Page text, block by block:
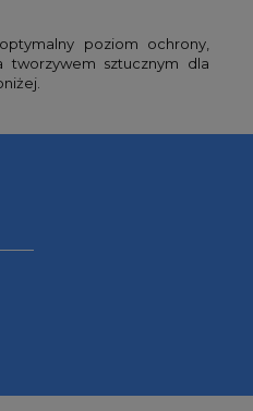
poziom ochrony,
tworzywem sztucznym dla